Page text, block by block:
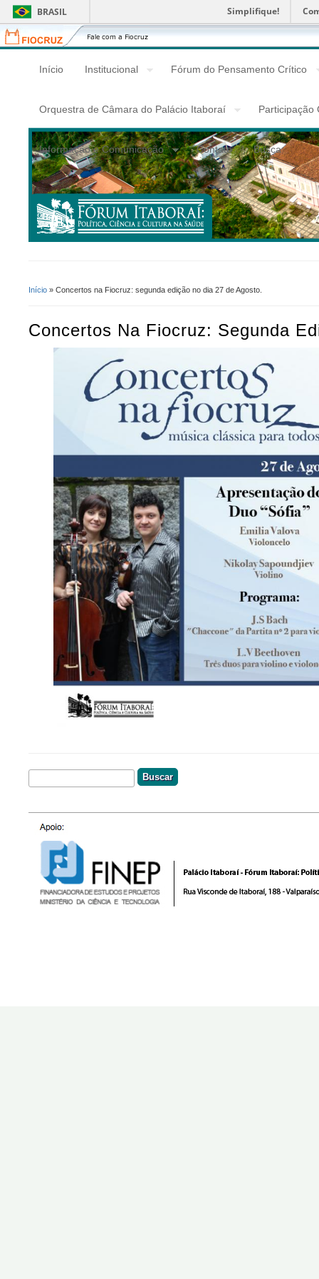
BRASIL Simplifique!
Fiocruz
Fale
com
Fiocruz
Início Institucional Fórum do Pensamento Crítico
Orquestra de Câmara do Palácio Itaboraí Participação
Informação e Comunicação Contato Busca
Início » Concertos na Fiocruz: segunda edição no dia 27 de Agosto.
Concertos Na Fiocruz: Segunda
Formulário De Busca